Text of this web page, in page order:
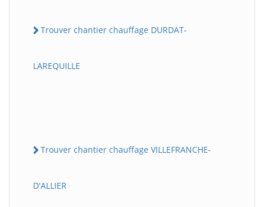
Trouver chantier chauffage DURDAT-
LAREQUILLE
Trouver chantier chauffage VILLEFRANCHE-
D'ALLIER